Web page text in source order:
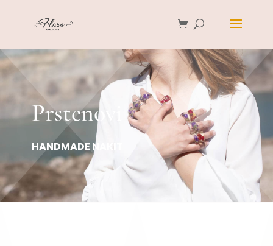
Prstenovi
HANDMADE NAKIT